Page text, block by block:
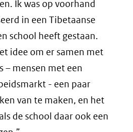
Ik was op voorhand
in een Tibetaanse
school heeft gestaan.
idee om er samen met
– mensen met een
- een paar
van te maken, en het
de school daar ook een